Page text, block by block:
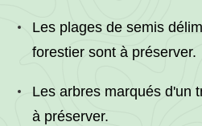
Les plages de semis
forestier sont à préserver.
Les arbres marqués d'un
à préserver.